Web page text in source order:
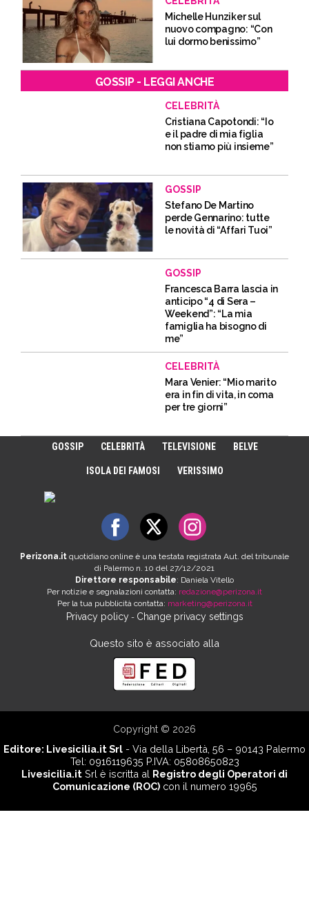
Michelle Hunziker sul
nuovo compagno: “Con
lui dormo benissimo”
GOSSIP - LEGGI ANCHE
CELEBRITÀ
Cristiana Capotondi: “Io
e il padre di mia figlia
non stiamo più insieme”
GOSSIP
Stefano De Martino
perde Gennarino: tutte
le novità di “Affari Tuoi”
GOSSIP
Francesca Barra lascia in
anticipo “4 di Sera –
Weekend”: “La mia
famiglia ha bisogno di
me”
CELEBRITÀ
Mara Venier: “Mio marito
era in fin di vita, in coma
per tre giorni”
GOSSIP CELEBRITÀ TELEVISIONE BELVE
ISOLA DEI FAMOSI VERISSIMO
Perizona.it quotidiano online è una testata registrata Aut. del tribunale
di Palermo n. 10 del 27/12/2021
Direttore responsabile: Daniela Vitello
Per notizie e segnalazioni contatta: redazione@perizona.it
Per la tua pubblicità contatta: marketing@perizona.it
Privacy policy- Change privacy settings
Questo sito è associato alla
Copyright © 2026
Editore: Livesicilia.it Srl - Via della Libertà, 56 – 90143 Palermo
Tel: 0916119635 P.IVA: 05808650823
Livesicilia.it Srl è iscritta al Registro degli Operatori di
Comunicazione (ROC)con il numero 19965